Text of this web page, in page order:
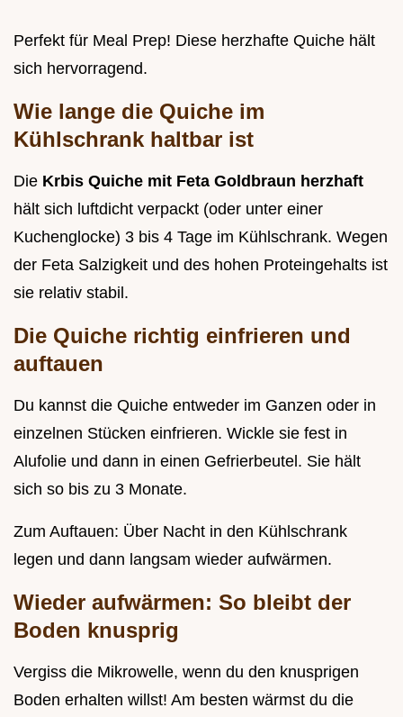
Perfekt für Meal Prep! Diese herzhafte Quiche hält
sich hervorragend.
Wie lange die Quiche im
Kühlschrank haltbar ist
Die Krbis Quiche mit Feta Goldbraun herzhaft
hält sich luftdicht verpackt (oder unter einer
Kuchenglocke) 3 bis 4 Tage im Kühlschrank. Wegen
der Feta Salzigkeit und des hohen Proteingehalts ist
sie relativ stabil.
Die Quiche richtig einfrieren und
auftauen
Du kannst die Quiche entweder im Ganzen oder in
einzelnen Stücken einfrieren. Wickle sie fest in
Alufolie und dann in einen Gefrierbeutel. Sie hält
sich so bis zu 3 Monate.
Zum Auftauen: Über Nacht in den Kühlschrank
legen und dann langsam wieder aufwärmen.
Wieder aufwärmen: So bleibt der
Boden knusprig
Vergiss die Mikrowelle, wenn du den knusprigen
Boden erhalten willst! Am besten wärmst du die